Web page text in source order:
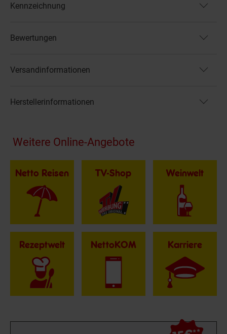
Kennzeichnung
Bewertungen
Versandinformationen
Herstellerinformationen
Fußzeile
Weitere Online-Angebote
Netto Reisen TV-Shop Weinwelt
Rezeptwelt NettoKOM Karriere